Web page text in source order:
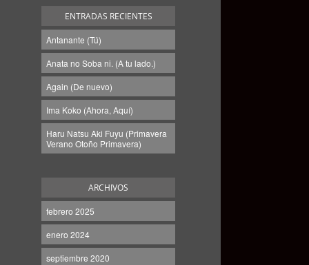
ENTRADAS RECIENTES
Antanante (Tú)
Anata no Soba ni. (A tu lado.)
Again (De nuevo)
Ima Koko (Ahora, Aquí)
Haru Natsu Aki Fuyu (Primavera
Verano Otoño Primavera)
ARCHIVOS
febrero 2025
enero 2024
septiembre 2020